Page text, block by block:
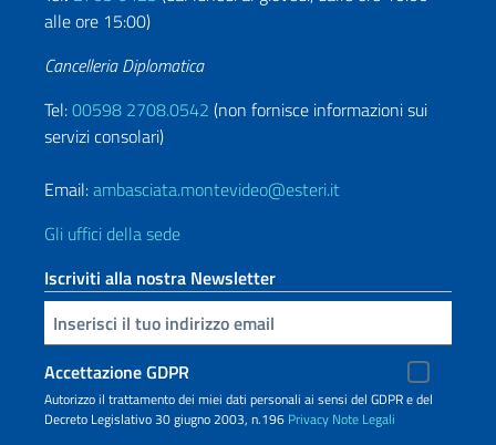
alle ore 15:00)
Cancelleria Diplomatica
Tel:00598 2708.0542 (non fornisce informazioni sui
servizi consolari)
Email:ambasciata.montevideo@esteri.it
Gli uffici della sede
Iscriviti alla nostra Newsletter
Inserisci la tua email
Accettazione GDPR
Autorizzo il trattamento dei miei dati personali ai sensi del GDPR e del
Decreto Legislativo 30 giugno 2003, n.196 Privacy Note Legali